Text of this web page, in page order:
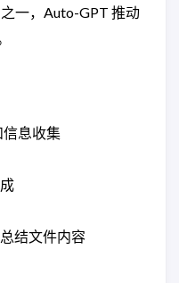
一，Auto-GPT 推动
息收集
结文件内容